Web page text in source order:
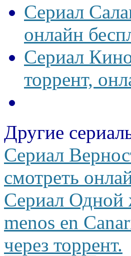
Сериал
онлайн
Сериал
торрент,
Другие
Сериал
смотреть
Сериал
menos en
через торрент.